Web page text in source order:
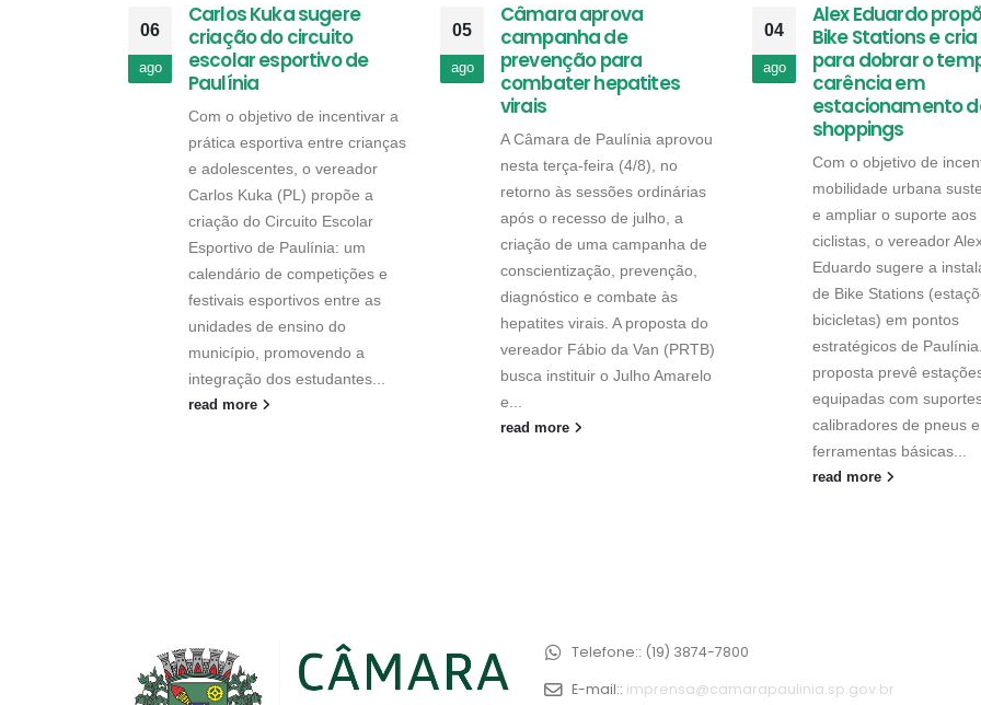
06
ago
Carlos Kuka sugere
criação do circuito
escolar esportivo de
Paulínia
Com o objetivo de incentivar a
prática esportiva entre crianças
e adolescentes, o vereador
Carlos Kuka (PL) propõe a
criação do Circuito Escolar
Esportivo de Paulínia: um
calendário de competições e
festivais esportivos entre as
unidades de ensino do
município, promovendo a
integração dos estudantes...
read more
05
ago
Câmara aprova
campanha de
prevenção para
combater hepatites
virais
A Câmara de Paulínia aprovou
nesta terça-feira (4/8), no
retorno às sessões ordinárias
após o recesso de julho, a
criação de uma campanha de
conscientização, prevenção,
diagnóstico e combate às
hepatites virais. A proposta do
vereador Fábio da Van (PRTB)
busca instituir o Julho Amarelo
e...
read more
04
ago
Alex Eduardo
Bike Stations e cria
para dobrar o
carência em
estacionamento
shoppings
Com o objetivo de
mobilidade urbana
e ampliar o suporte aos
ciclistas, o vereador
Eduardo sugere a
de Bike Stations
bicicletas) em pontos
estratégicos de
proposta prevê
equipadas com
calibradores de pneus e
ferramentas básicas...
read more
Telefone:: (19) 3874-7800
E-mail:: imprensa@camarapaulinia.sp.gov.br